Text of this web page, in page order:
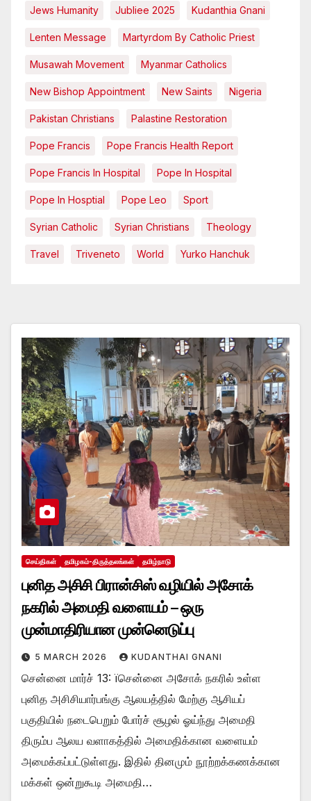
Jews Humanity Jubliee 2025 Kudanthia Gnani
Lenten Message Martyrdom By Catholic Priest
Musawah Movement Myanmar Catholics
New Bishop Appointment New Saints Nigeria
Pakistan Christians Palastine Restoration
Pope Francis Pope Francis Health Report
Pope Francis In Hospital Pope In Hospital
Pope In Hosptial Pope Leo Sport
Syrian Catholic Syrian Christians Theology
Travel Triveneto World Yurko Hanchuk
செய்திகள் தமிழகம்-திருத்தலங்கள் தமிழ்நாடு
புனித அசிசி பிரான்சிஸ் வழியில் அசோக்
நகரில் அமைதி வளையம் – ஒரு
முன்மாதிரியான முன்னெடுப்பு
5 MARCH 2026 KUDANTHAI GNANI
சென்னை மார்ச் 13: ïசென்னை அசோக் நகரில் உள்ள
புனித அசிசியார்பங்கு ஆலயத்தில் மேற்கு ஆசியப்
பகுதியில் நடைபெறும் போர்ச் சூழல் ஓய்ந்து அமைதி
திரும்ப ஆலய வளாகத்தில் அமைதிக்கான வளையம்
அமைக்கப்பட்டுள்ளது. இதில் தினமும் நூற்றக்கணக்கான
மக்கள் ஒன்றுகூடி அமைதி…